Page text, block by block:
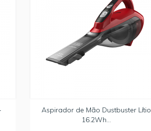
Aspirador de Mão Dustbuster Lítio
16.2Wh...